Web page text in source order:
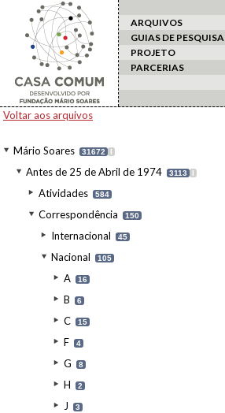
ARQUIVOS
GUIAS DE PESQUISA
PROJETO
PARCERIAS
Voltar aos arquivos
Mário Soares 31672 I
Antes de 25 de Abril de 1974 3113 I
Atividades 584
Correspondência 150
Internacional 45
Nacional 105
A 16
B 6
C 15
F 4
G 8
H 2
J 3